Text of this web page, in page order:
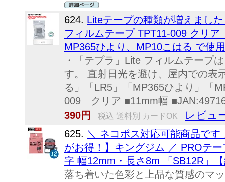
624. Liteテープの種類が増えまし
フィルムテープ TPT11-009 ク
MP365ひより、MP10こはる で使
・「テプラ」Lite フィルムテープ
す。 直射日光を避け、屋内での表
る」「LR5」「MP365ひより」「
009 クリア ■11mm幅
390円
税込 送料別 カードOK レビュ
625. ＼ ネコポス対応可能商品で
がお得！】キングジム ／ PROテ
字 幅12mm・長さ8m 「SB12R」
落ち着いた色彩と上品な質感のマ